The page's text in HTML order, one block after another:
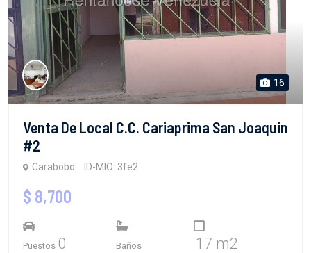
16
Venta De Local C.C. Cariaprima San Joaquin
#2
Carabobo ID-MIO: 3fe2
$ 8,700
Puestos 0 Baños 17 m2